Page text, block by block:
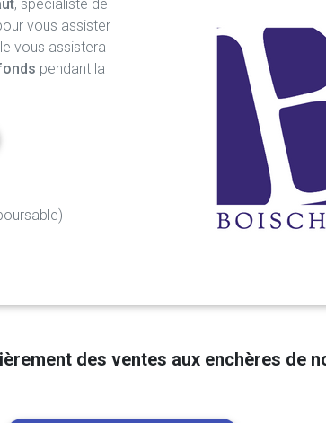
, spécialiste de
vous assister
vous assistera
pendant la
des ventes aux enchères de